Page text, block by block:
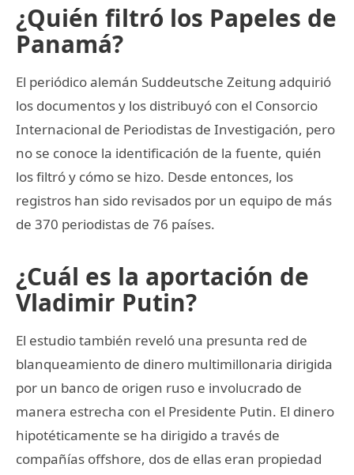
¿Quién filtró los Papeles de
Panamá?
El periódico alemán Suddeutsche Zeitung adquirió
los documentos y los distribuyó con el Consorcio
Internacional de Periodistas de Investigación, pero
no se conoce la identificación de la fuente, quién
los filtró y cómo se hizo. Desde entonces, los
registros han sido revisados por un equipo de más
de 370 periodistas de 76 países.
¿Cuál es la aportación de
Vladimir Putin?
El estudio también reveló una presunta red de
blanqueamiento de dinero multimillonaria dirigida
por un banco de origen ruso e involucrado de
manera estrecha con el Presidente Putin. El dinero
hipotéticamente se ha dirigido a través de
compañías offshore, dos de ellas eran propiedad